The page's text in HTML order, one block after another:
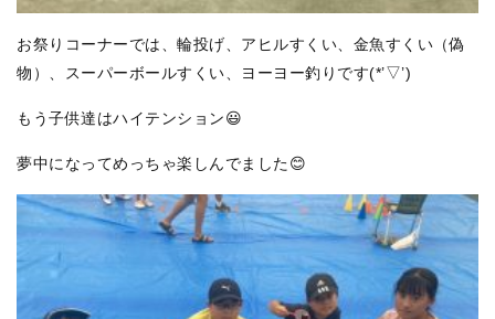
お祭りコーナーでは、輪投げ、アヒルすくい、金魚すくい（偽
物）、スーパーボールすくい、ヨーヨー釣りです(*’▽’)
もう子供達はハイテンション😃
夢中になってめっちゃ楽しんでました😊